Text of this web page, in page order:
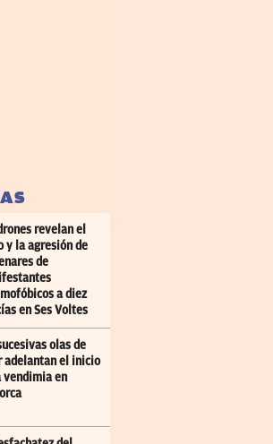
revelan el
y la agresión de
de
a diez
en Ses Voltes
olas de
adelantan el inicio
vendimia en